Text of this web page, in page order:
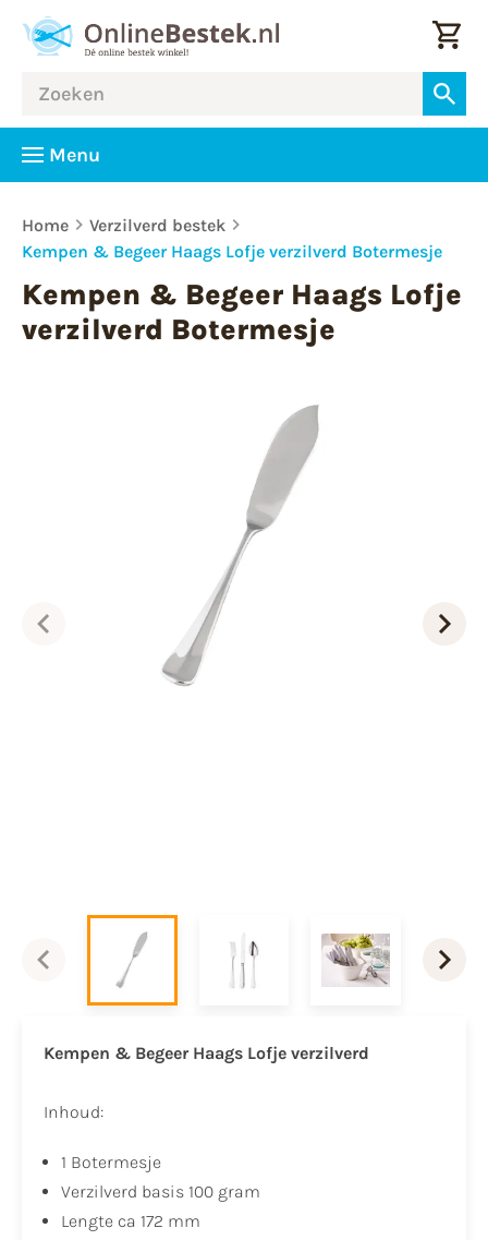
Menu
Home
Verzilverd bestek
Kempen & Begeer Haags Lofje verzilverd Botermesje
Kempen & Begeer Haags Lofje
verzilverd Botermesje
Kempen & Begeer Haags Lofje verzilverd
Inhoud:
1 Botermesje
Verzilverd basis 100 gram
Lengte ca 172 mm